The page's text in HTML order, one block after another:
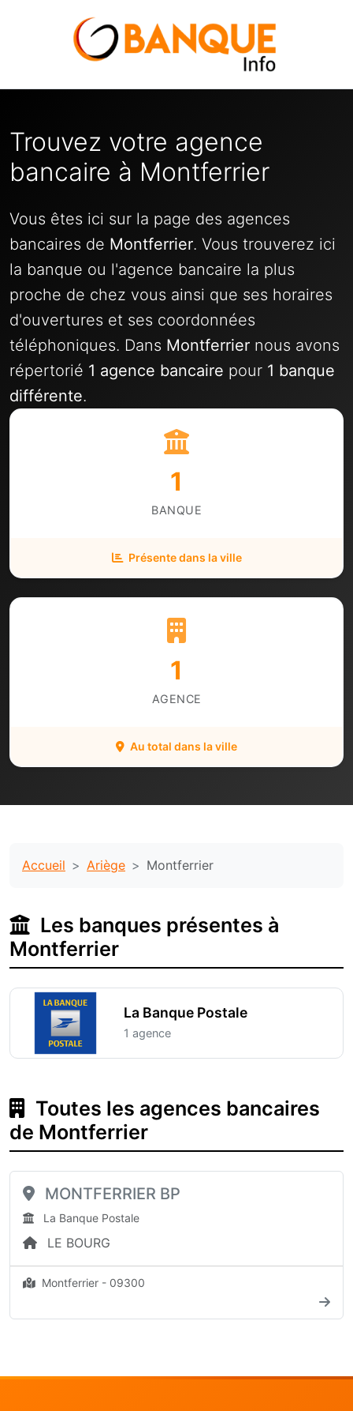
Trouvez votre agence
bancaire à Montferrier
Vous êtes ici sur la page des agences
bancaires de Montferrier. Vous trouverez ici
la banque ou l'agence bancaire la plus
proche de chez vous ainsi que ses horaires
d'ouvertures et ses coordonnées
téléphoniques. Dans Montferrier nous avons
répertorié 1 agence bancaire pour 1 banque
différente.
1
BANQUE
Présente dans la ville
1
AGENCE
Au total dans la ville
Accueil Ariège Montferrier
Les banques présentes à
Montferrier
La Banque Postale
1 agence
Toutes les agences bancaires
de Montferrier
MONTFERRIER BP
La Banque Postale
LE BOURG
Montferrier - 09300